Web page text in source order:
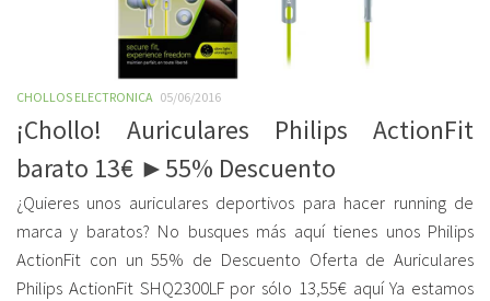
CHOLLOS ELECTRONICA 05/06/2016
¡Chollo! Auriculares Philips ActionFit
barato 13€ ►55% Descuento
¿Quieres unos auriculares deportivos para hacer running de
marca y baratos? No busques más aquí tienes unos Philips
ActionFit con un 55% de Descuento Oferta de Auriculares
Philips ActionFit SHQ2300LF por sólo 13,55€ aquí Ya estamos